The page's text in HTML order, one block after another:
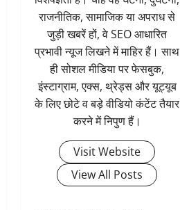
राजनीतिक, सामाजिक या अपराध से
जुड़ी खबरें हों, वे SEO आधारित
प्रभावी न्यूज लिखने में माहिर हैं। साथ
ही सोशल मीडिया पर फेसबुक,
इंस्टाग्राम, एक्स, थ्रेड्स और यूट्यूब
के लिए छोटे व बड़े वीडियो कंटेंट तैयार
करने में निपुण हैं।
Visit Website
View All Posts